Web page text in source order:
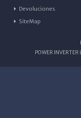
Devoluciones
SiteMap
POWER